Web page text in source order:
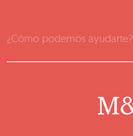
¿Cómo podemos ayudarte?